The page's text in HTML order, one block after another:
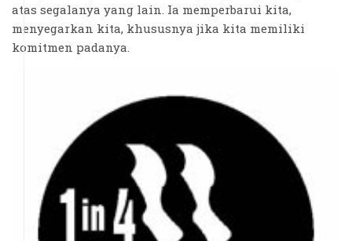
atas segalanya yang lain. Ia memperbarui kita,
menyegarkan kita, khususnya jika kita memiliki
komitmen padanya.